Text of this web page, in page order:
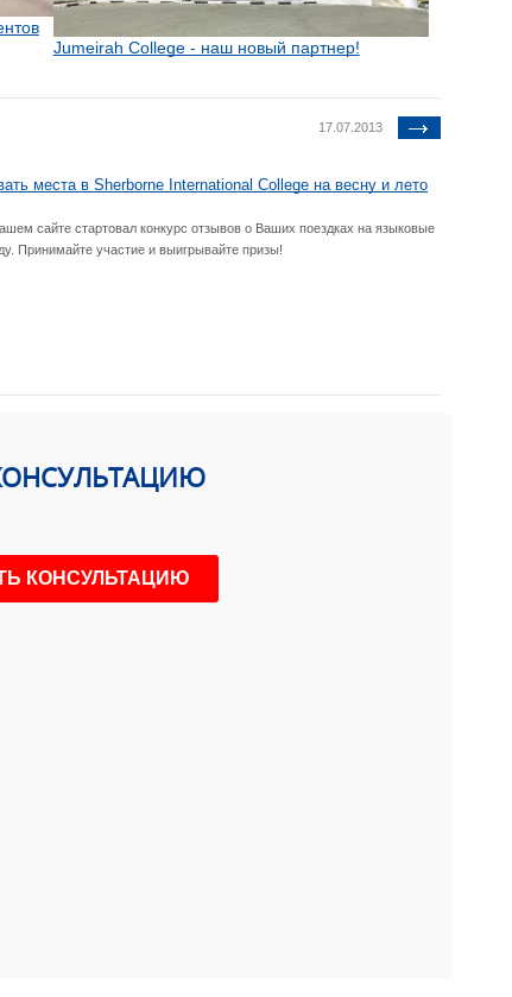
Jumeirah College - наш новый партнер!
17.07.2013
места в Sherborne International College на весну и лето
сайте стартовал конкурс отзывов о Ваших поездках на языковые
Принимайте участие и выигрывайте призы!